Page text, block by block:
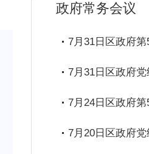
政府常务会议
7月31日区政府
7月20日区政府